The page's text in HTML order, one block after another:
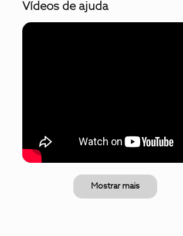
Vídeos de ajuda
Mostrar mais